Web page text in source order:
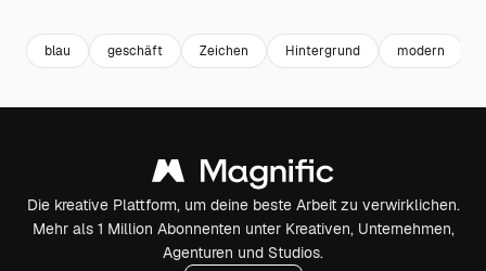
blau geschäft Zeichen Hintergrund modern
Die kreative Plattform, um deine beste Arbeit zu verwirklichen.
Mehr als 1 Million Abonnenten unter Kreativen, Unternehmen,
Agenturen und Studios.